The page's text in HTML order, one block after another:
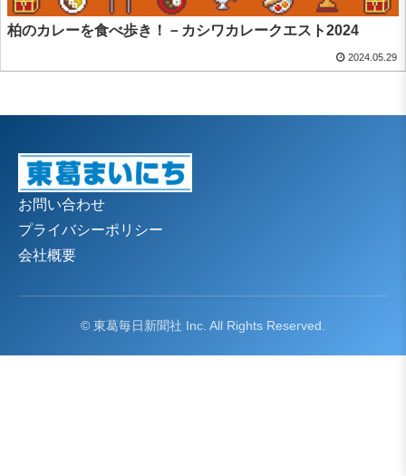
柏のカレーを食べ歩き！－カシワカレークエスト2024
2024.05.29
お問い合わせ
プライバシーポリシー
会社概要
© 東葛毎日新聞社 Inc. All Rights Reserved.